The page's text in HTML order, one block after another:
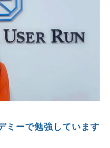
ミーで勉強しています